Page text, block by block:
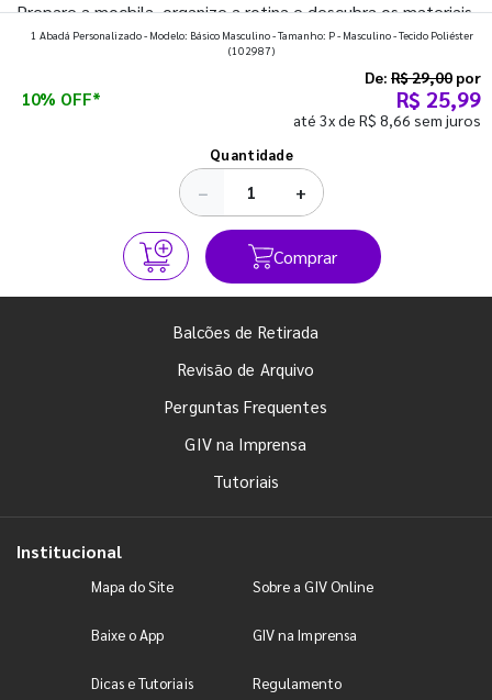
Prepare a mochila, organize a rotina e descubra os materiais
que fazem toda diferença para começar o segundo
1 Abadá Personalizado - Modelo: Básico Masculino - Tamanho: P - Masculino - Tecido Poliéster
(102987)
10% OFF*
De: R$ 29,00 por
R$ 25,99
até 3x de R$ 8,66 sem juros
Quantidade
− +
Comprar
Balcões de Retirada
Revisão de Arquivo
Perguntas Frequentes
GIV na Imprensa
Tutoriais
Institucional
Mapa do Site Sobre a GIV Online
Baixe o App GIV na Imprensa
Dicas e Tutoriais Regulamento